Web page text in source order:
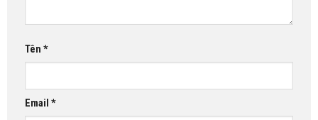
Tên *
Email *